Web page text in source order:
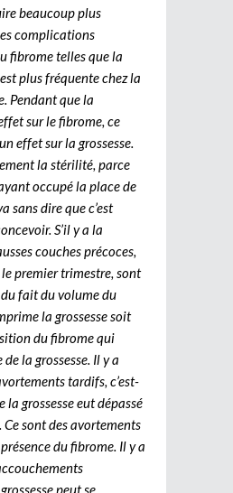
beaucoup plus
complications
fibrome telles que la
plus fréquente chez la
Pendant que la
sur le fibrome, ce
effet sur la grossesse.
la stérilité, parce
occupé la place de
sans dire que c’est
S’il y a la
couches précoces,
le premier trimestre, sont
fait du volume du
la grossesse soit
du fibrome qui
la grossesse. Il y a
tardifs, c’est-
la grossesse eut dépassé
sont des avortements
du fibrome. Il y a
peut se